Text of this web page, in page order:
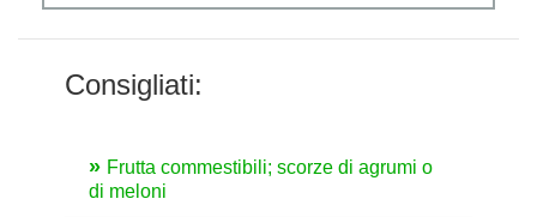
Consigliati:
Frutta commestibili; scorze di agrumi o
di meloni